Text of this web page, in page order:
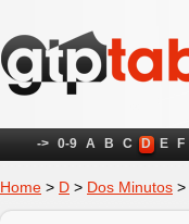
-> 0-9 A B C D E F
Home > D > Dos Minutos >